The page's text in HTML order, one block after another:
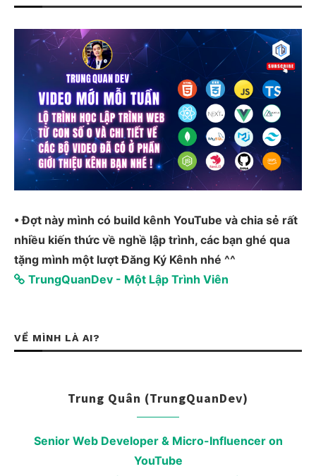
• Đợt này mình có build kênh YouTube và chia sẻ rất
nhiều kiến thức về nghề lập trình, các bạn ghé qua
tặng mình một lượt Đăng Ký Kênh nhé ^^
TrungQuanDev - Một Lập Trình Viên
VỀ MÌNH LÀ AI?
Trung Quân (TrungQuanDev)
Senior Web Developer & Micro-Influencer on
YouTube